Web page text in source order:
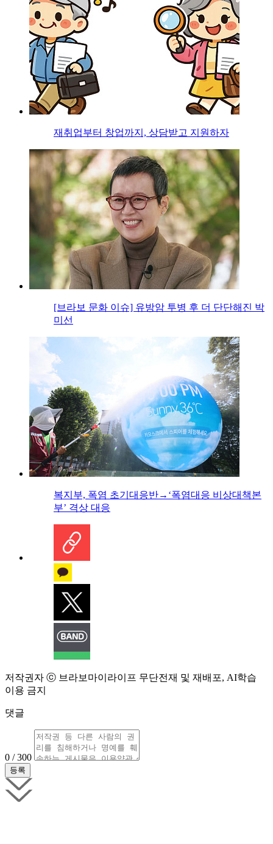
재취업부터 창업까지, 상담받고 지원하자
[브라보 문화 이슈] 유방암 투병 후 더 단단해진 박
미선
복지부, 폭염 초기대응반→‘폭염대응 비상대책본
부’ 격상 대응
저작권자 ⓒ 브라보마이라이프 무단전재 및 재배포, AI학습
이용 금지
댓글
0 / 300